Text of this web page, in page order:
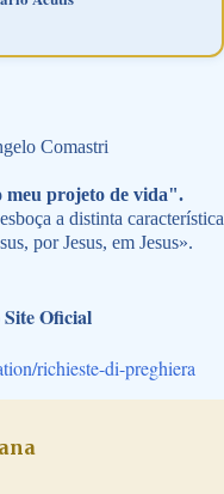
Comastri
meu projeto de vida".
a distinta característica
por Jesus, em Jesus».
Oficial
richieste-di-preghiera